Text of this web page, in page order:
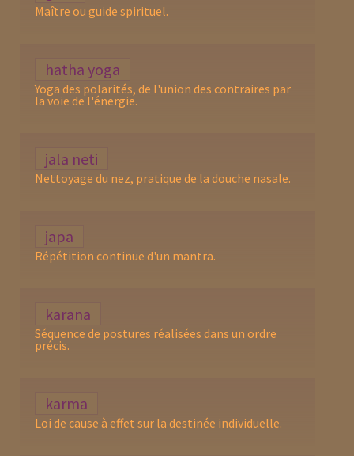
Maître ou guide spirituel.
hatha yoga
Yoga des polarités, de l'union des contraires par
la voie de l'énergie.
jala neti
Nettoyage du nez, pratique de la douche nasale.
japa
Répétition continue d'un mantra.
karana
Séquence de postures réalisées dans un ordre
précis.
karma
Loi de cause à effet sur la destinée individuelle.